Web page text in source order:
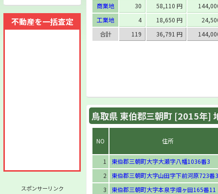
不動産を一括査定
スポンサーリンク
商業地
30 58,110 円
工業地
4 18,650 円
合計
119 36,791 円
鳥取県 東伯郡三朝町 [2015年]
NO 住所
1
東伯郡三朝町大字大瀬字八幡1036番3
2
東伯郡三朝町大字山田字下前河原723番3
3
東伯郡三朝町大字本泉字畑ヶ田165番11